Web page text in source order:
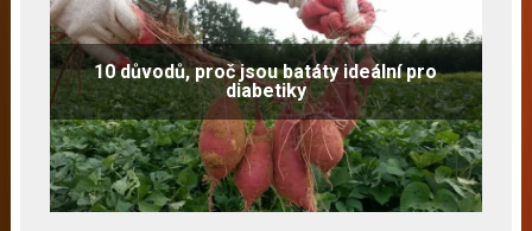
10 důvodů, proč jsou batáty ideální pro
diabetiky